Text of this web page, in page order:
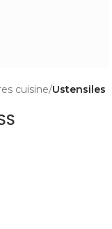
cuisine Ustensiles